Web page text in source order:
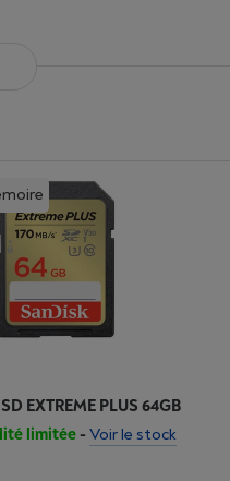
EXTREME PLUS 64GB
limitée- Voir le stock